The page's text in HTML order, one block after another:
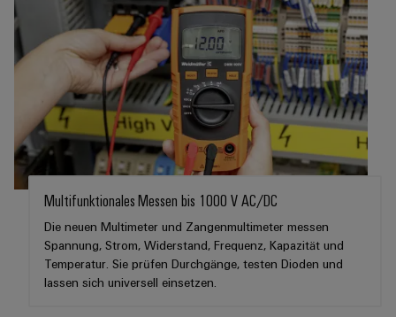
Abwasseraufbereitung
Lösungen
für
die
Wasser-
und
Abwasserindustrie
Wasserstoff
Wasserstoff
als
für
die
Energiewende
Software
Markierer
Industriedrucker
Industrieleuchte
Cabinet
Assemblierungsservice
Bestückte
Multifunktionales Messen bis 1000 V AC/DC
Die neuen Multimeter und Zangenmultimeter messen
Spannung, Strom, Widerstand, Frequenz, Kapazität und
Temperatur. Sie prüfen Durchgänge, testen Dioden und
lassen sich universell einsetzen.